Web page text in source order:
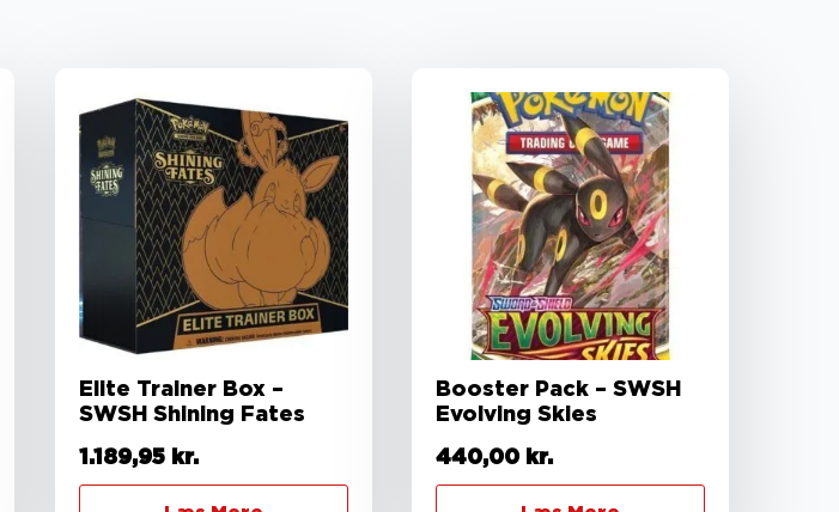
Elite Trainer Box –
SWSH Shining Fates
1.189,95 kr.
Booster Pack – SWSH
Evolving Skies
440,00 kr.